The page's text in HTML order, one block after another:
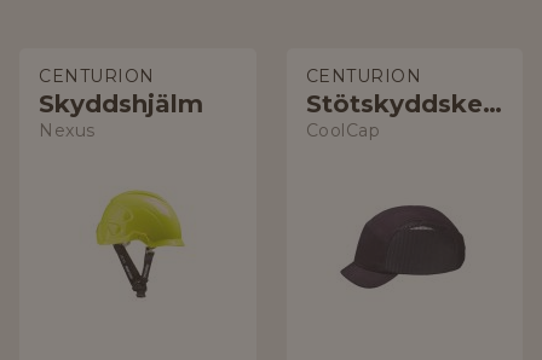
CENTURION
Skyddshjälm
Nexus
CENTURION
Stötskyddskeps
CoolCap